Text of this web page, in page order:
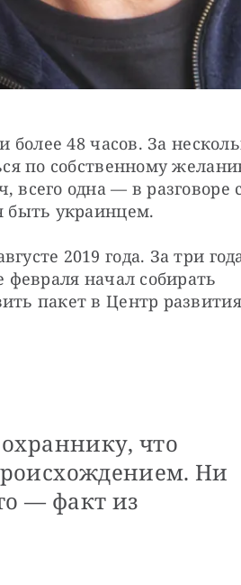
более 48 часов. За
по собственному
одна — в разговоре с
быть украинцем.
2019 года. За три
начал собирать
пакет в Центр развития
что
Ни
— факт из